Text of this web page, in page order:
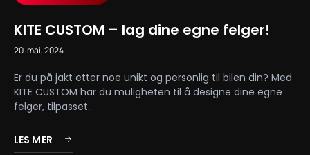
KITE CUSTOM – lag dine egne felger!
20. mai, 2024
Er du på jakt etter noe unikt og personlig til bilen din? Med
KITE CUSTOM har du muligheten til å designe dine egne
felger, tilpasset...
LES MER